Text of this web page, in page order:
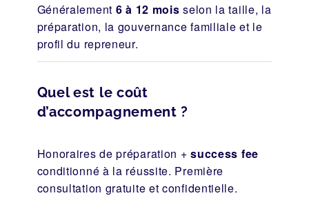
Généralement 6 à 12 mois selon la taille, la
préparation, la gouvernance familiale et le
profil du repreneur.
Quel est le coût
d’accompagnement ?
Honoraires de préparation +success fee
conditionné à la réussite. Première
consultation gratuite et confidentielle.